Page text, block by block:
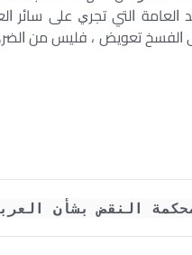
ﺍﻟﺘﻲ ﺗﺠﺮﻱ ﻋﻠﻰ ﺳﺎﺋﺮ
ﺍﻟﻔﺴﺦ ﺗﻌﻮﻳﺾ ، ﻓﻠﻴﺲ ﻣﻦ
النقض بشأن